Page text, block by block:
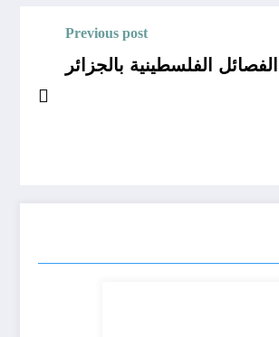
Previous post
الفلسطينية بالجزائر